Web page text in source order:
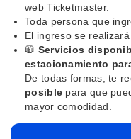
web Ticketmaster.
Toda persona que
El ingreso se
🧥 Servicios
estacionamiento
De todas formas, te
posible para que
mayor comodidad.